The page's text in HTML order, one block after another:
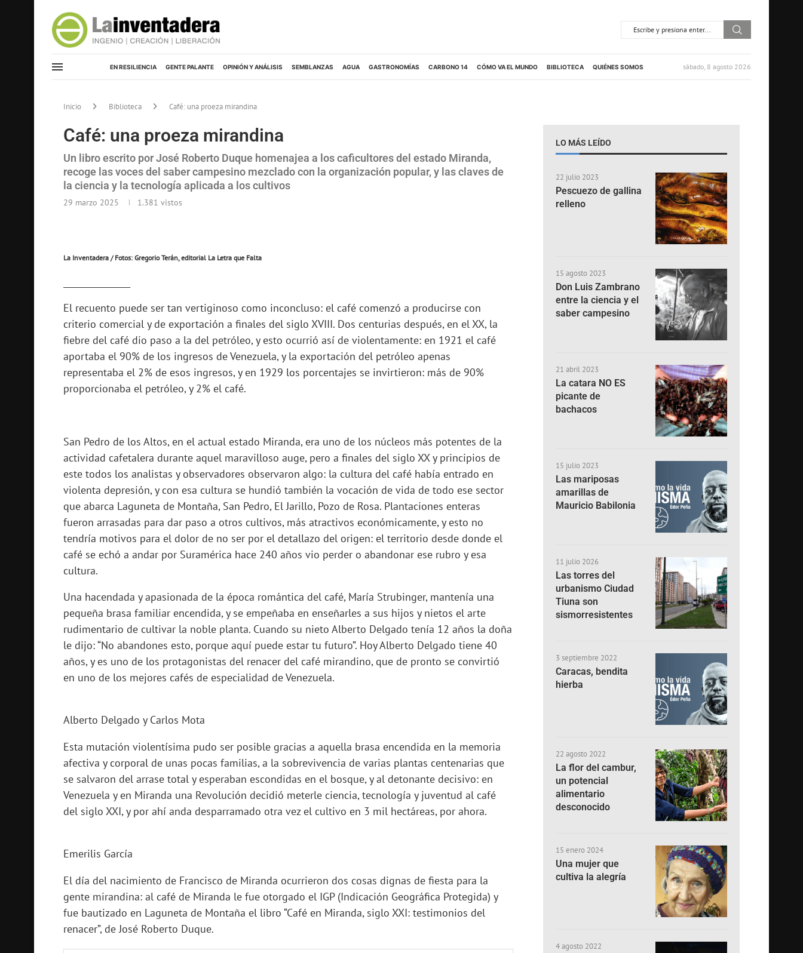
EN RESILIENCIA GENTE PALANTE OPINIÓN Y ANÁLISIS SEMBLANZAS AGUA GASTRONOMÍAS CARBONO 14 CÓMO VA EL MUNDO BIBLIOTECA QUIÉNES SOMOS sábado, 8 agosto 2026
Inicio Biblioteca Café: una proeza mirandina
Café: una proeza mirandina
Un libro escrito por José Roberto Duque homenajea a los caficultores del estado Miranda,
recoge las voces del saber campesino mezclado con la organización popular, y las claves de
la ciencia y la tecnología aplicada a los cultivos
29 marzo 2025 1.381 vistos
La Inventadera / Fotos: Gregorio Terán, editorial La Letra que Falta
El recuento puede ser tan vertiginoso como inconcluso: el café comenzó a producirse con
criterio comercial y de exportación a finales del siglo XVIII. Dos centurias después, en el XX, la
fiebre del café dio paso a la del petróleo, y esto ocurrió así de violentamente: en 1921 el café
aportaba el 90% de los ingresos de Venezuela, y la exportación del petróleo apenas
representaba el 2% de esos ingresos, y en 1929 los porcentajes se invirtieron: más de 90%
proporcionaba el petróleo, y 2% el café.
San Pedro de los Altos, en el actual estado Miranda, era uno de los núcleos más potentes de la
actividad cafetalera durante aquel maravilloso auge, pero a finales del siglo XX y principios de
este todos los analistas y observadores observaron algo: la cultura del café había entrado en
violenta depresión, y con esa cultura se hundió también la vocación de vida de todo ese sector
que abarca Laguneta de Montaña, San Pedro, El Jarillo, Pozo de Rosa. Plantaciones enteras
fueron arrasadas para dar paso a otros cultivos, más atractivos económicamente, y esto no
tendría motivos para el dolor de no ser por el detallazo del origen: el territorio desde donde el
café se echó a andar por Suramérica hace 240 años vio perder o abandonar ese rubro y esa
cultura.
Una hacendada y apasionada de la época romántica del café, María Strubinger, mantenía una
pequeña brasa familiar encendida, y se empeñaba en enseñarles a sus hijos y nietos el arte
rudimentario de cultivar la noble planta. Cuando su nieto Alberto Delgado tenía 12 años la doña
le dijo: “No abandones esto, porque aquí puede estar tu futuro”. Hoy Alberto Delgado tiene 40
años, y es uno de los protagonistas del renacer del café mirandino, que de pronto se convirtió
en uno de los mejores cafés de especialidad de Venezuela.
Alberto Delgado y Carlos Mota
Esta mutación violentísima pudo ser posible gracias a aquella brasa encendida en la memoria
afectiva y corporal de unas pocas familias, a la sobrevivencia de varias plantas centenarias que
se salvaron del arrase total y esperaban escondidas en el bosque, y al detonante decisivo: en
Venezuela y en Miranda una Revolución decidió meterle ciencia, tecnología y juventud al café
del siglo XXI, y por ahí anda desparramado otra vez el cultivo en 3 mil hectáreas, por ahora.
Emerilis García
El día del nacimiento de Francisco de Miranda ocurrieron dos cosas dignas de fiesta para la
gente mirandina: al café de Miranda le fue otorgado el IGP (Indicación Geográfica Protegida) y
fue bautizado en Laguneta de Montaña el libro “Café en Miranda, siglo XXI: testimonios del
renacer”, de José Roberto Duque.
LO MÁS LEÍDO
22 julio 2023
Pescuezo de gallina
relleno
15 agosto 2023
Don Luis Zambrano
entre la ciencia y el
saber campesino
21 abril 2023
La catara NO ES
picante de
bachacos
15 julio 2023
Las mariposas
amarillas de
Mauricio Babilonia
11 julio 2026
Las torres del
urbanismo Ciudad
Tiuna son
sismorresistentes
3 septiembre 2022
Caracas, bendita
hierba
22 agosto 2022
La flor del cambur,
un potencial
alimentario
desconocido
15 enero 2024
Una mujer que
cultiva la alegría
4 agosto 2022